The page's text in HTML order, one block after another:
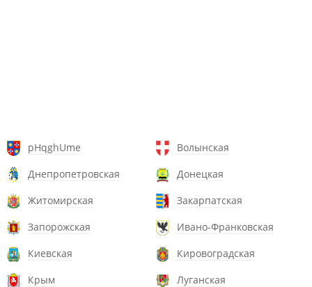
pHqghUme
Волынская
Днепропетровская
Донецкая
Житомирская
Закарпатская
Запорожская
Ивано-Франковская
Киевская
Кировоградская
Крым
Луганская